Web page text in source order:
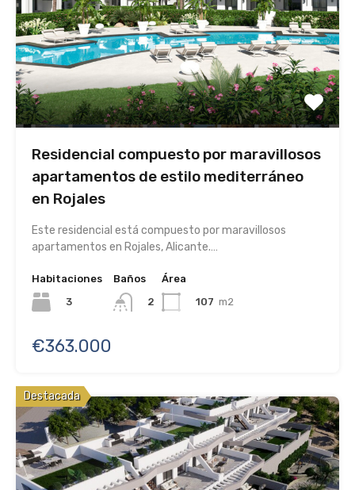
Residencial compuesto por maravillosos
apartamentos de estilo mediterráneo
en Rojales
Este residencial está compuesto por maravillosos
apartamentos en Rojales, Alicante.…
Habitaciones
3
Baños
2
Área
107 m2
€363.000
Destacada